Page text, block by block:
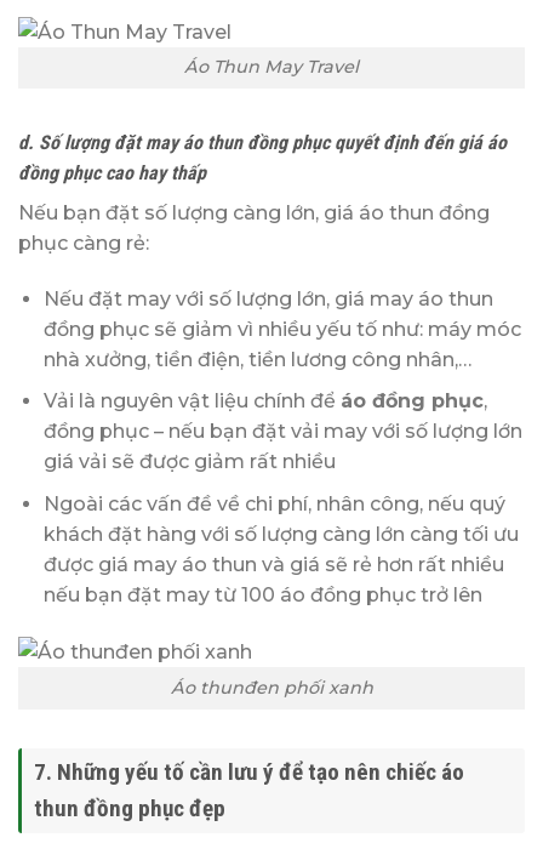
Áo Thun May Travel
d. Số lượng đặt may áo thun đồng phục quyết định đến giá áo
đồng phục cao hay thấp
Nếu bạn đặt số lượng càng lớn, giá áo thun đồng
phục càng rẻ:
Nếu đặt may với số lượng lớn, giá may áo thun
đồng phục sẽ giảm vì nhiều yếu tố như: máy móc
nhà xưởng, tiền điện, tiền lương công nhân,…
Vải là nguyên vật liệu chính để áo đồng phục,
đồng phục – nếu bạn đặt vải may với số lượng lớn
giá vải sẽ được giảm rất nhiều
Ngoài các vấn đề về chi phí, nhân công, nếu quý
khách đặt hàng với số lượng càng lớn càng tối ưu
được giá may áo thun và giá sẽ rẻ hơn rất nhiều
nếu bạn đặt may từ 100 áo đồng phục trở lên
Áo thunđen phối xanh
7. Những yếu tố cần lưu ý để tạo nên chiếc áo
thun đồng phục đẹp